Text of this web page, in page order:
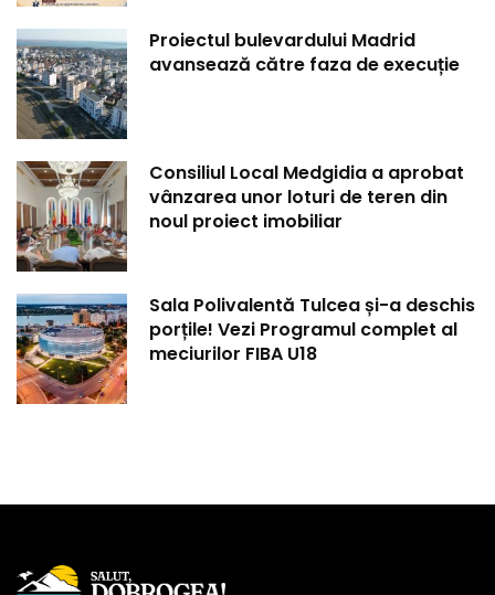
Proiectul bulevardului Madrid
avansează către faza de execuție
Consiliul Local Medgidia a aprobat
vânzarea unor loturi de teren din
noul proiect imobiliar
Sala Polivalentă Tulcea și-a deschis
porțile! Vezi Programul complet al
meciurilor FIBA U18